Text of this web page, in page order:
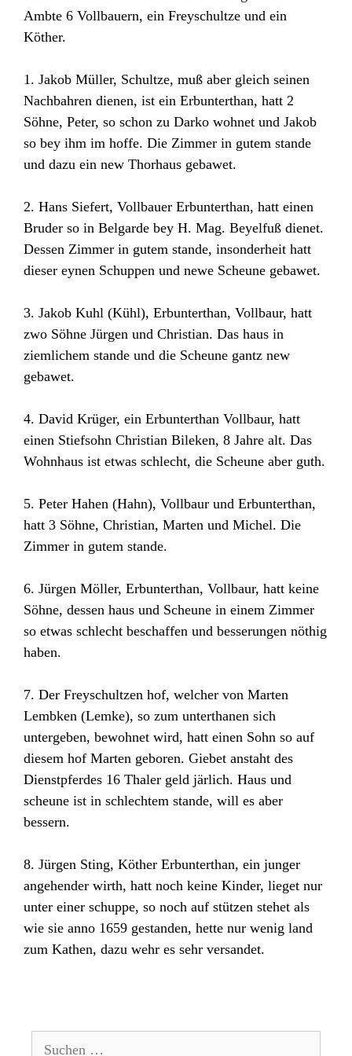
Ambte 6 Vollbauern, ein Freyschultze und ein
Köther.
1. Jakob Müller, Schultze, muß aber gleich seinen
Nachbahren dienen, ist ein Erbunterthan, hatt 2
Söhne, Peter, so schon zu Darko wohnet und Jakob
so bey ihm im hoffe. Die Zimmer in gutem stande
und dazu ein new Thorhaus gebawet.
2. Hans Siefert, Vollbauer Erbunterthan, hatt einen
Bruder so in Belgarde bey H. Mag. Beyelfuß dienet.
Dessen Zimmer in gutem stande, insonderheit hatt
dieser eynen Schuppen und newe Scheune gebawet.
3. Jakob Kuhl (Kühl), Erbunterthan, Vollbaur, hatt
zwo Söhne Jürgen und Christian. Das haus in
ziemlichem stande und die Scheune gantz new
gebawet.
4. David Krüger, ein Erbunterthan Vollbaur, hatt
einen Stiefsohn Christian Bileken, 8 Jahre alt. Das
Wohnhaus ist etwas schlecht, die Scheune aber guth.
5. Peter Hahen (Hahn), Vollbaur und Erbunterthan,
hatt 3 Söhne, Christian, Marten und Michel. Die
Zimmer in gutem stande.
6. Jürgen Möller, Erbunterthan, Vollbaur, hatt keine
Söhne, dessen haus und Scheune in einem Zimmer
so etwas schlecht beschaffen und besserungen nöthig
haben.
7. Der Freyschultzen hof, welcher von Marten
Lembken (Lemke), so zum unterthanen sich
untergeben, bewohnet wird, hatt einen Sohn so auf
diesem hof Marten geboren. Giebet anstaht des
Dienstpferdes 16 Thaler geld järlich. Haus und
scheune ist in schlechtem stande, will es aber
bessern.
8. Jürgen Sting, Köther Erbunterthan, ein junger
angehender wirth, hatt noch keine Kinder, lieget nur
unter einer schuppe, so noch auf stützen stehet als
wie sie anno 1659 gestanden, hette nur wenig land
zum Kathen, dazu wehr es sehr versandet.